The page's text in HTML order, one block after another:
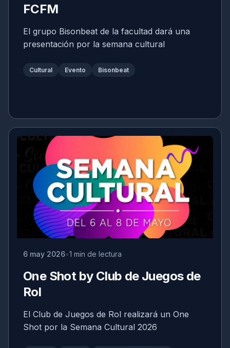
FCFM
El grupo Bisonbeat de la facultad dará una
presentación por la semana cultural
Cultural Evento Bisonbeat
6 may 2026 1 min de lectura
One Shot by Club de Juegos de
Rol
El Club de Juegos de Rol realizará un One
Shot por la Semana Cultural 2026